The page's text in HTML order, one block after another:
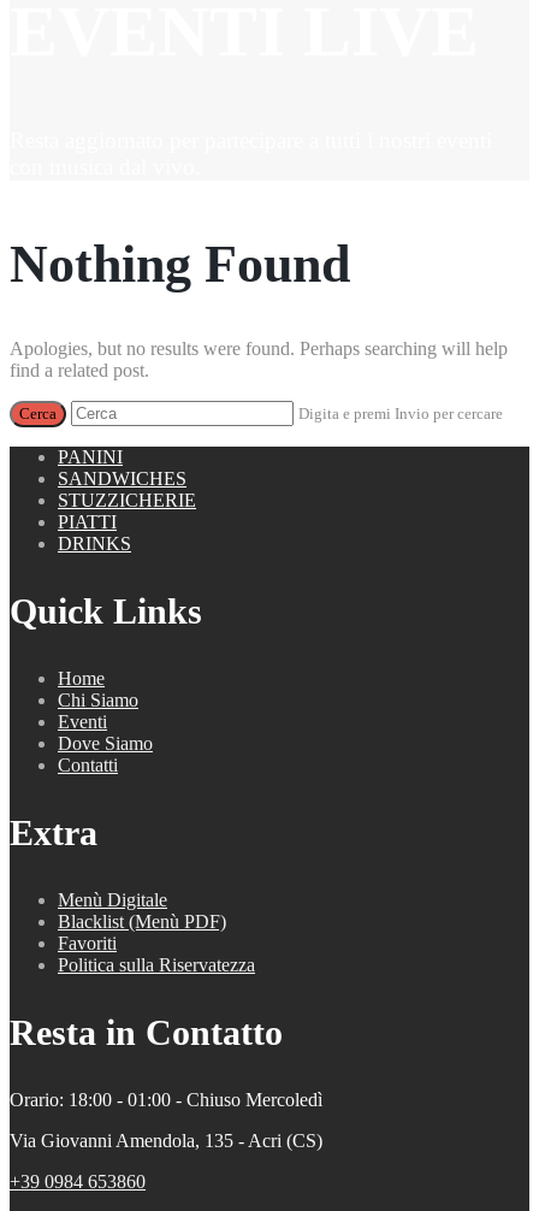
Nothing Found
Apologies, but no results were found. Perhaps searching will help
find a related post.
Digita e premi Invio per cercare
PANINI
SANDWICHES
STUZZICHERIE
PIATTI
DRINKS
Quick Links
Home
Chi Siamo
Eventi
Dove Siamo
Contatti
Extra
Menù Digitale
Blacklist (Menù PDF)
Favoriti
Politica sulla Riservatezza
Resta in Contatto
Orario: 18:00 - 01:00 - Chiuso Mercoledì
Via Giovanni Amendola, 135 - Acri (CS)
+39 0984 653860